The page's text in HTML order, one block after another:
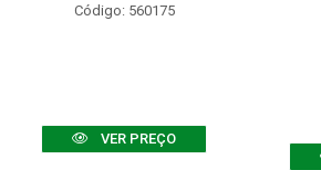
Código: 560175
VER PREÇO